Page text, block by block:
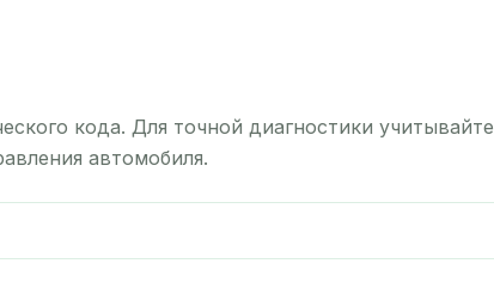
кода. Для точной диагностики учитывайте
автомобиля.